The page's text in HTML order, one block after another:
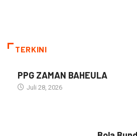
TERKINI
PPG ZAMAN BAHEULA
Juli 28, 2026